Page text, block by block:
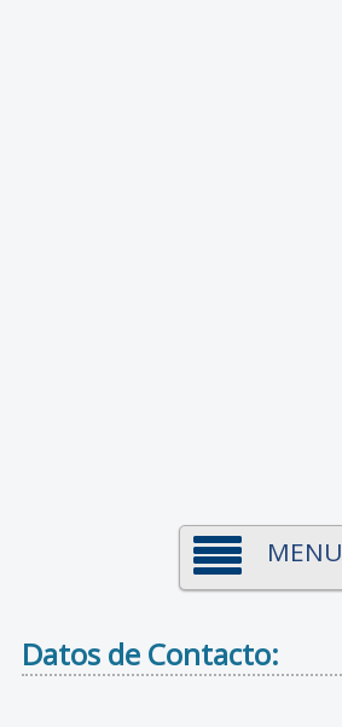
MENU
Datos de Contacto: